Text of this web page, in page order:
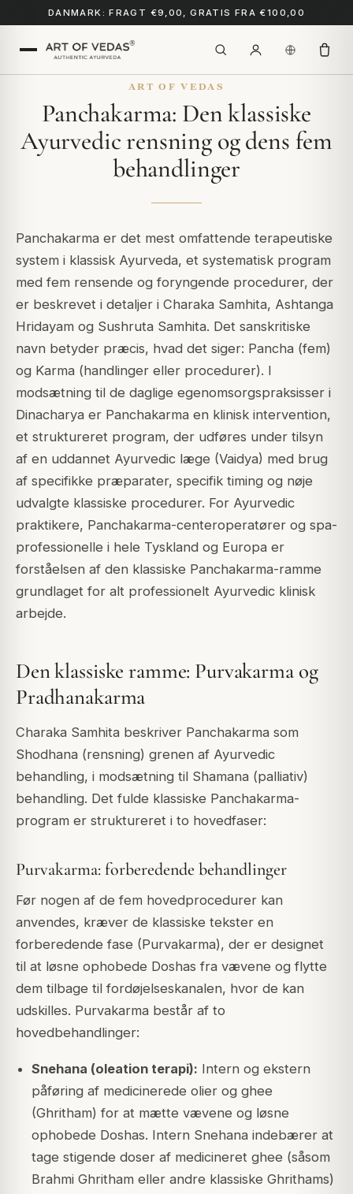
DANMARK: FRAGT €9,00, GRATIS FRA €100,00
ART OF VEDAS
Panchakarma: Den klassiske
Ayurvedic rensning og dens fem
behandlinger
Panchakarma er det mest omfattende terapeutiske
system i klassisk Ayurveda, et systematisk program
med fem rensende og foryngende procedurer, der
er beskrevet i detaljer i Charaka Samhita, Ashtanga
Hridayam og Sushruta Samhita. Det sanskritiske
navn betyder præcis, hvad det siger: Pancha (fem)
og Karma (handlinger eller procedurer). I
modsætning til de daglige egenomsorgspraksisser i
Dinacharya er Panchakarma en klinisk intervention,
et struktureret program, der udføres under tilsyn
af en uddannet Ayurvedic læge (Vaidya) med brug
af specifikke præparater, specifik timing og nøje
udvalgte klassiske procedurer. For Ayurvedic
praktikere, Panchakarma-centeroperatører og spa-
professionelle i hele Tyskland og Europa er
forståelsen af den klassiske Panchakarma-ramme
grundlaget for alt professionelt Ayurvedic klinisk
arbejde.
Den klassiske ramme: Purvakarma og
Pradhanakarma
Charaka Samhita beskriver Panchakarma som
Shodhana (rensning) grenen af Ayurvedic
behandling, i modsætning til Shamana (palliativ)
behandling. Det fulde klassiske Panchakarma-
program er struktureret i to hovedfaser:
Purvakarma: forberedende behandlinger
Før nogen af de fem hovedprocedurer kan
anvendes, kræver de klassiske tekster en
forberedende fase (Purvakarma), der er designet
til at løsne ophobede Doshas fra vævene og flytte
dem tilbage til fordøjelseskanalen, hvor de kan
udskilles. Purvakarma består af to
hovedbehandlinger:
Snehana (oleation terapi): Intern og ekstern
påføring af medicinerede olier og ghee
(Ghritham) for at mætte vævene og løsne
ophobede Doshas. Intern Snehana indebærer at
tage stigende doser af medicineret ghee (såsom
Brahmi Ghritham eller andre klassiske Ghrithams)